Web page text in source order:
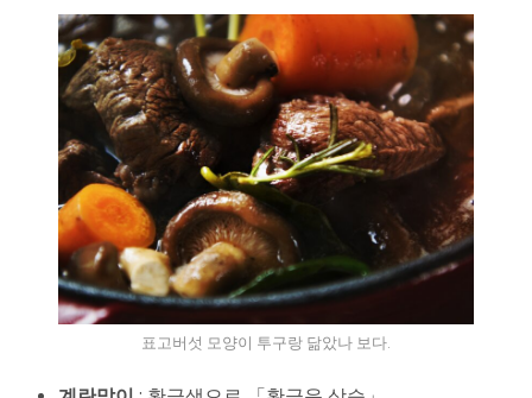
표고버섯 모양이 투구랑 닮았나 보다.